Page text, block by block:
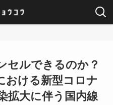
セルできるのか？
おける新型コロナ
拡大に伴う国内線